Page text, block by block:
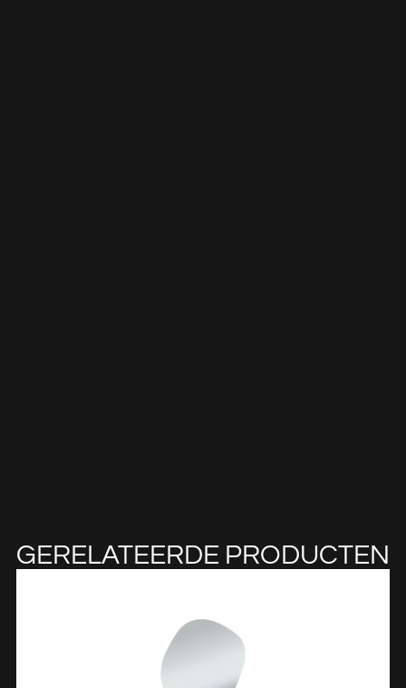
GERELATEERDE PRODUCTEN